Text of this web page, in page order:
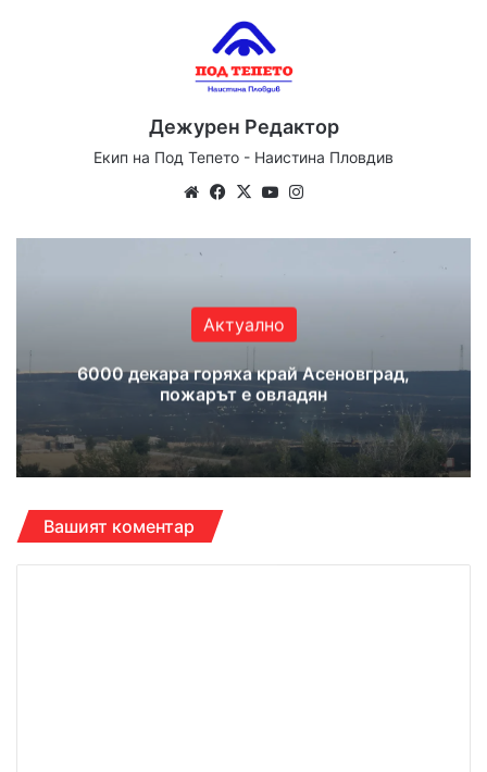
Дежурен Редактор
Екип на Под Тепето - Наистина Пловдив
WebsiteFacebook
X YouTube
Актуално
6000 декара горяха край Асеновград,
пожарът е овладян
Вашият коментар